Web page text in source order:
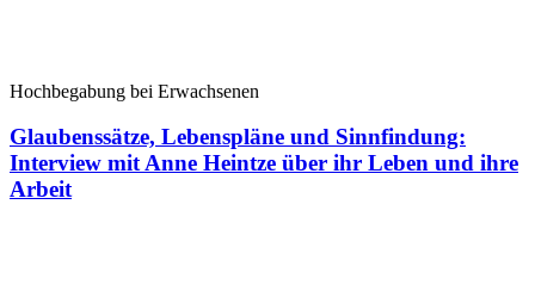
Hochbegabung bei Erwachsenen
Glaubenssätze, Lebenspläne und Sinnfindung:
Interview mit Anne Heintze über ihr Leben und ihre
Arbeit